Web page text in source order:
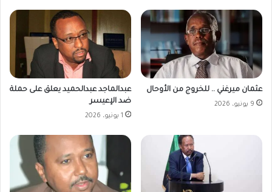
عثمان ميرغني .. للخروج من الأوحال
9 يونيو، 2026
عبدالماجد عبدالحميد يعلق على حملة
ضد الإعيسر
1 يونيو، 2026